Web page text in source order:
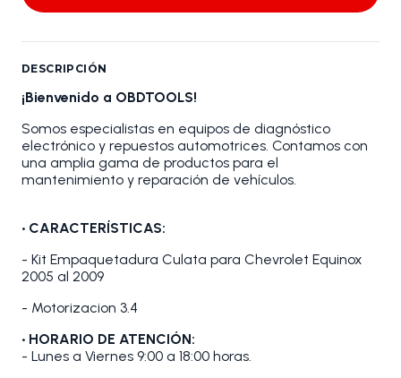
DESCRIPCIÓN
¡Bienvenido a OBDTOOLS!
Somos especialistas en equipos de diagnóstico
electrónico y repuestos automotrices. Contamos con
una amplia gama de productos para el
mantenimiento y reparación de vehículos.
• CARACTERÍSTICAS:
- Kit Empaquetadura Culata para Chevrolet Equinox
2005 al 2009
- Motorizacion 3.4
• HORARIO DE ATENCIÓN:
- Lunes a Viernes 9:00 a 18:00 horas.